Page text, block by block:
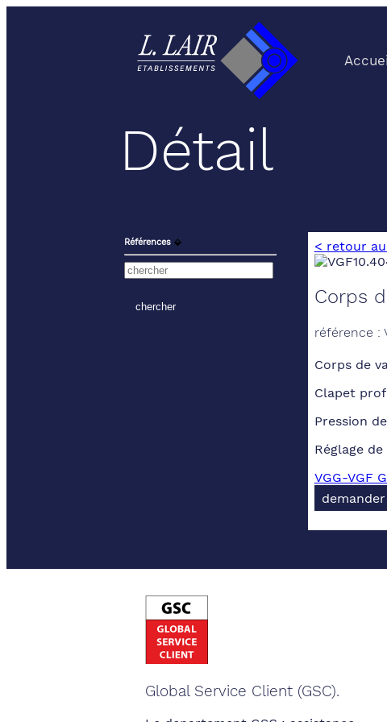
Détail
Références ⬙ < retour
Corps
référence :
Corps de
Clapet
Pression
Réglage
VGG-VGF
Global Service Client (GSC).